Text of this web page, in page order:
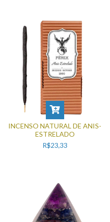
INCENSO NATURAL DE ANIS-
ESTRELADO
R$23,33